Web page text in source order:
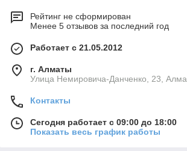
Рейтинг не сформирован
Менее 5 отзывов за последний год
Работает с 21.05.2012
г. Алматы
Улица Немировича-Данченко, 23,
Контакты
Сегодня работает с 09:00 до 18:00
Показать весь график работы